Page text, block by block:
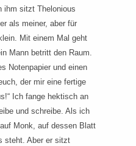
ihm sitzt Thelonious
als meiner, aber für
Mit einem Mal geht
Mann betritt den Raum.
Notenpapier und einen
der mir eine fertige
Ich fange hektisch an
und schreibe. Als ich
Monk, auf dessen Blatt
steht. Aber er sitzt